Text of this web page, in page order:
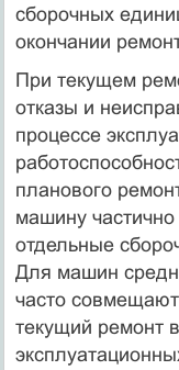
сборочных
окончании
При текущем
отказы и
процессе
планового
машину
отдельные
Для машин
часто
текущий ремонт